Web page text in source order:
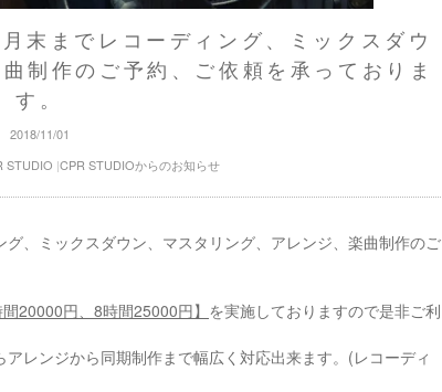
までレコーディング、ミックスダウ
制作のご予約、ご依頼を承っておりま
す。
2018/11/01
STUDIO CPR STUDIOからのお知らせ
、ミックスダウン、マスタリング、アレンジ、楽曲制作のご
20000円、8時間25000円】 を実施しておりますので是非ご利
レンジから同期制作まで幅広く対応出来ます。(レコーディ